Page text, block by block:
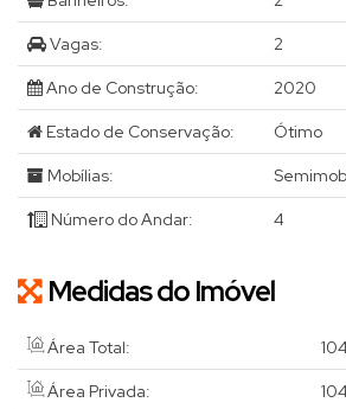
Vagas: 2
Ano de Construção: 2020
Estado de Conservação: Ótimo
Mobílias:
Número do Andar: 4
Medidas do Imóvel
Área Total: 104
Área Privada: 104